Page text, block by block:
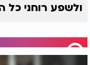
ורעיוניים רבים
זהו יום לידתו
ישראל ("גומלי
חסד וחמלה, בדומה
וסופה גמילות
ולשפע רוחני כל